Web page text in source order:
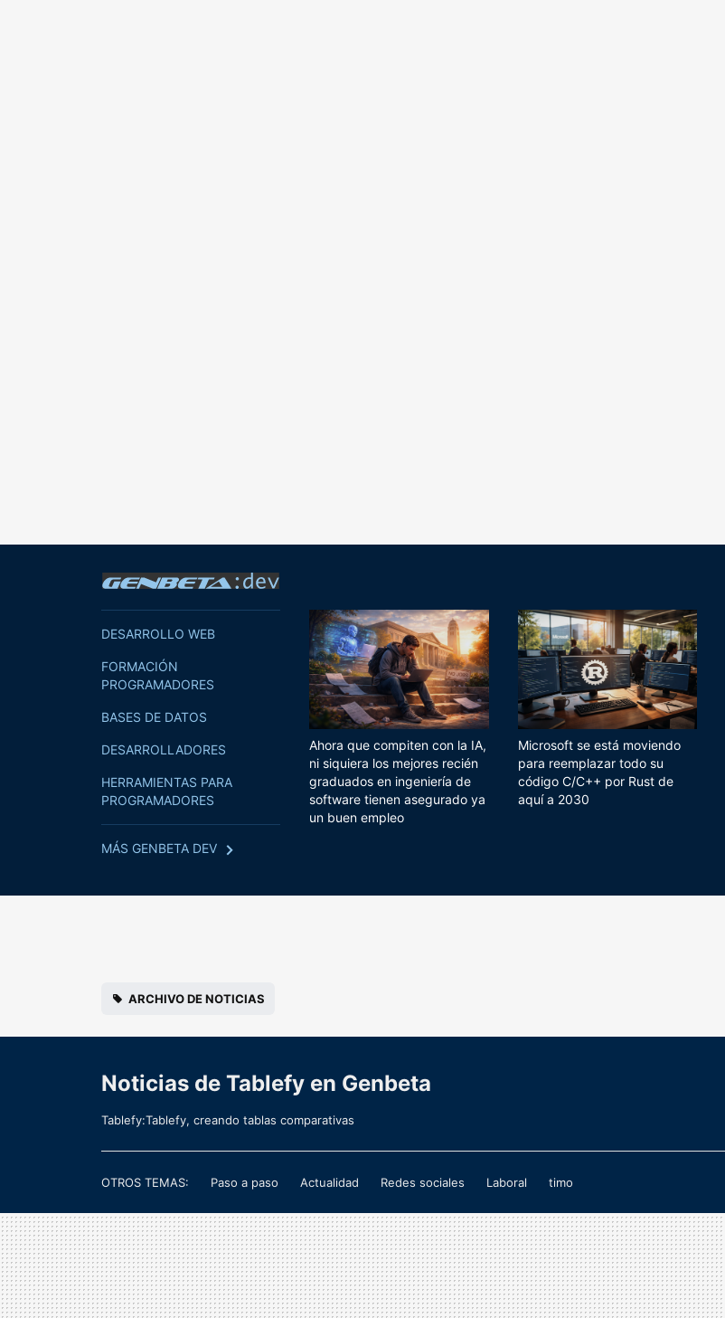
DESARROLLO WEB
FORMACIÓN
PROGRAMADORES
BASES DE DATOS
DESARROLLADORES
HERRAMIENTAS PARA
PROGRAMADORES
MÁS GENBETA DEV
Ahora que compiten con la IA,
ni siquiera los mejores recién
graduados en ingeniería de
software tienen asegurado ya
un buen empleo
Microsoft se está moviendo
para reemplazar todo su
código C/C++ por Rust de
aquí a 2030
ARCHIVO DE NOTICIAS
Noticias de Tablefy en Genbeta
Tablefy:Tablefy, creando tablas comparativas
OTROS TEMAS: Paso a paso Actualidad Redes sociales Laboral timo